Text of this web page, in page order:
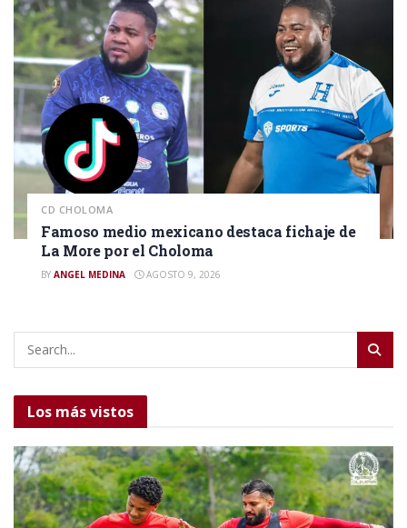
CD CHOLOMA
Famoso medio mexicano destaca fichaje de
La More por el Choloma
BY ANGEL MEDINA AGOSTO 9, 2026
Los más vistos